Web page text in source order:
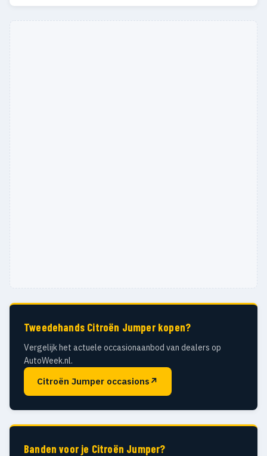
Tweedehands Citroën Jumper kopen?
Vergelijk het actuele occasionaanbod van dealers op
AutoWeek.nl.
Citroën Jumper occasions ↗
Banden voor je Citroën Jumper?